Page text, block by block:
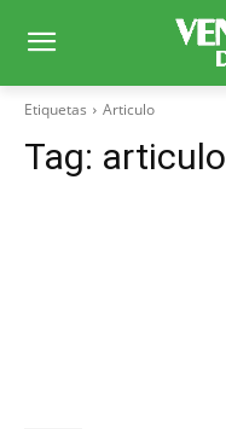
Etiquetas Articulo
Tag: articulo